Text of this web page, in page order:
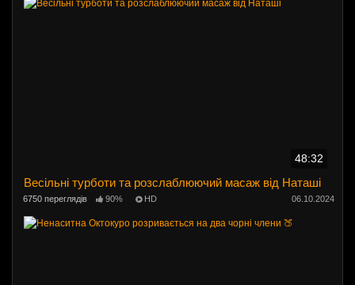
48:32
Весільні турботи та розслаблюючий масаж від Наташі
6750 переглядів 90% HD 06.10.2024